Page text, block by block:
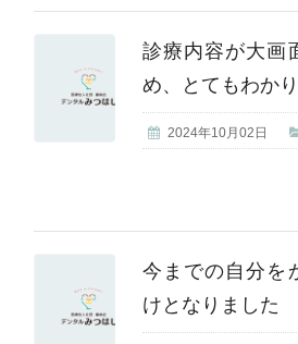
診療内容が大画
め、とてもわか
2024年10月02日
今までの自分を
けとなりました